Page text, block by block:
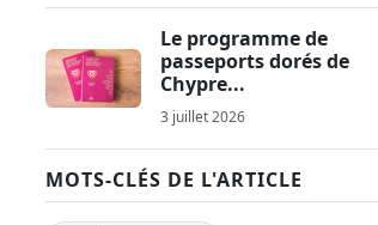
Le programme de
passeports dorés de
Chypre...
3 juillet 2026
MOTS-CLÉS DE L'ARTICLE